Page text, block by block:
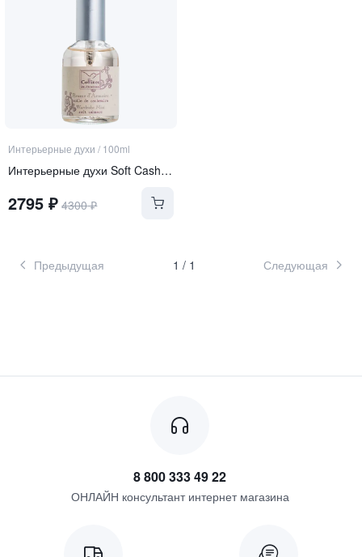
Интерьерные духи / 100ml
Интерьерные духи Soft Cashmere
2795 ₽ 4300₽
Предыдущая 1 / 1 Следующая
8 800 333 49 22
ОНЛАЙН консультант интернет магазина